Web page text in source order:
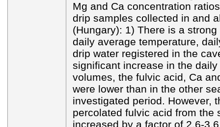
Mg and Ca concentration
drip samples collected in and
(Hungary): 1) There is a
daily average temperature,
drip water registered in the
significant increase in the
volumes, the fulvic acid, Ca
were lower than in the other
investigated period. However,
percolated fulvic acid from the
increased by a factor of 2.6-